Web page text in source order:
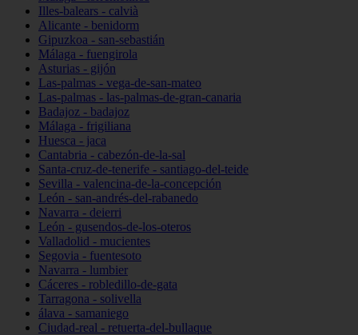
Illes-balears - calvià
Alicante - benidorm
Gipuzkoa - san-sebastián
Málaga - fuengirola
Asturias - gijón
Las-palmas - vega-de-san-mateo
Las-palmas - las-palmas-de-gran-canaria
Badajoz - badajoz
Málaga - frigiliana
Huesca - jaca
Cantabria - cabezón-de-la-sal
Santa-cruz-de-tenerife - santiago-del-teide
Sevilla - valencina-de-la-concepción
León - san-andrés-del-rabanedo
Navarra - deierri
León - gusendos-de-los-oteros
Valladolid - mucientes
Segovia - fuentesoto
Navarra - lumbier
Cáceres - robledillo-de-gata
Tarragona - solivella
álava - samaniego
Ciudad-real - retuerta-del-bullaque